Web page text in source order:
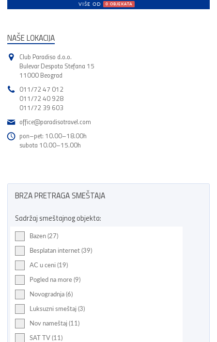
VIŠE OD 0 OBJEKATA
NAŠE LOKACIJA
Club Paradiso d.o.o.
Bulevar Despota Stefana 15
11000 Beograd
011/72 47 012
011/72 40 928
011/72 39 603
office@paradisotravel.com
pon–pet: 10.00–18.00h
subota 10.00–15.00h
BRZA PRETRAGA SMEŠTAJA
Sadržaj smeštajnog objekta:
Bazen (27)
Besplatan internet (39)
AC u ceni (19)
Pogled na more (9)
Novogradnja (6)
Luksuzni smeštaj (3)
Nov nameštaj (11)
SAT TV (11)